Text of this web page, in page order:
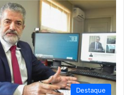
Destaque